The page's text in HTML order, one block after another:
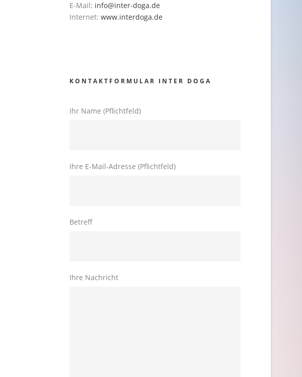
E-Mail: info@inter-doga.de
Internet: www.interdoga.de
KONTAKTFORMULAR INTER DOGA
Ihr Name (Pflichtfeld)
Ihre E-Mail-Adresse (Pflichtfeld)
Betreff
Ihre Nachricht